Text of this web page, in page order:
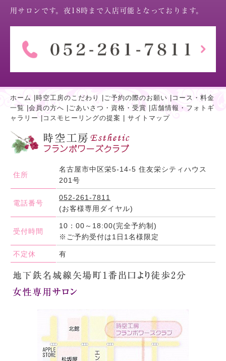
用サロンです。夜18時まで入店可能となっております。
ホーム 時空工房のこだわり ご予約の際のお願い
コース・料金
一覧
会員の方へ ごあいさつ・資格・受賞
店舗情報・フォトギ
ャラリー
コスモヒーリングの提案 サイトマップ
住所
名古屋市中区栄5-14-5 住友栄シティハウス
201号
電話番号
052-261-7811
(お客様専用ダイヤル)
受付時間
10：00～18:00(完全予約制)
※ご予約受付は1日1名様限定
不定休 有